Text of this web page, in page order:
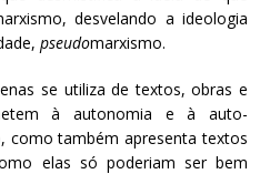
desvelando a ideologia
pseudomarxismo.
se utiliza de textos, obras e
à autonomia e à auto-
como também apresenta textos
elas só poderiam ser bem